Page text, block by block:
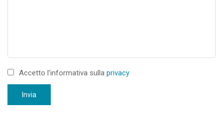
Accetto l'informativa sulla privacy
Invia